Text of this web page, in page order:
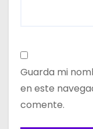
Guarda mi
en este
comente.